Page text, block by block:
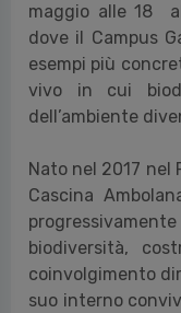
maggio alle 18
dove il Campus
esempi più
vivo in cui
dell’ambiente
Nato nel 2017 nel
Cascina
biodiversità,
coinvolgimento
suo interno